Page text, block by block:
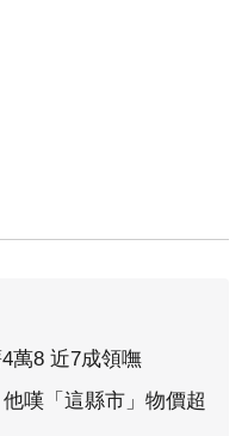
萬8 近7成領嘸
嘆「這縣市」物價超